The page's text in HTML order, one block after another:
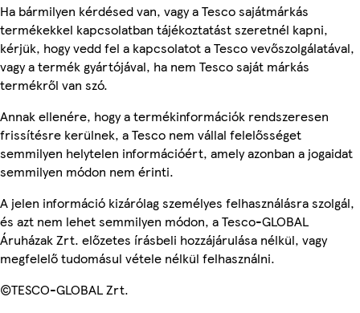
Ha bármilyen kérdésed van, vagy a Tesco sajátmárkás
termékekkel kapcsolatban tájékoztatást szeretnél kapni,
kérjük, hogy vedd fel a kapcsolatot a Tesco vevőszolgálatával,
vagy a termék gyártójával, ha nem Tesco saját márkás
termékről van szó.
Annak ellenére, hogy a termékinformációk rendszeresen
frissítésre kerülnek, a Tesco nem vállal felelősséget
semmilyen helytelen információért, amely azonban a jogaidat
semmilyen módon nem érinti.
A jelen információ kizárólag személyes felhasználásra szolgál,
és azt nem lehet semmilyen módon, a Tesco-GLOBAL
Áruházak Zrt. előzetes írásbeli hozzájárulása nélkül, vagy
megfelelő tudomásul vétele nélkül felhasználni.
©TESCO-GLOBAL Zrt.